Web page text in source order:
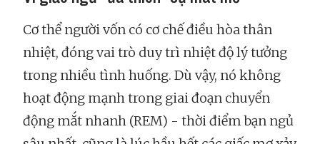
Cơ thể người vốn có cơ chế điều hòa thân
nhiệt, đóng vai trò duy trì nhiệt độ lý tưởng
trong nhiều tình huống. Dù vậy, nó không
hoạt động mạnh trong giai đoạn chuyển
động mắt nhanh (REM) - thời điểm bạn ngủ